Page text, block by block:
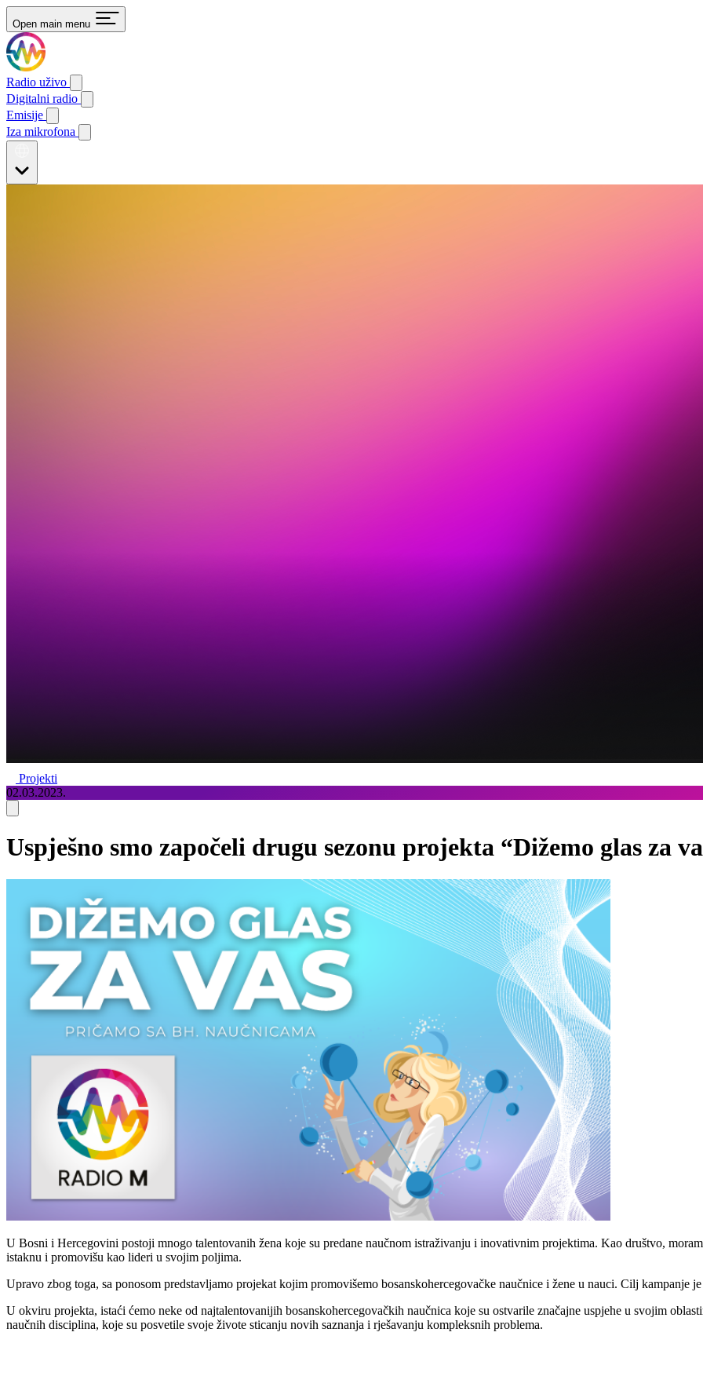
Open main menu
Radio uživo
Digitalni radio
Emisije
Iza mikrofona
Projekti
02.03.2023.
Uspješno smo započeli drugu sezonu projekta “Dižemo glas za
U Bosni i Hercegovini postoji mnogo talentovanih žena koje su predane naučnom istraživanju i inovativnim projektima. Kao društvo,
istaknu i promovišu kao lideri u svojim poljima.
Upravo zbog toga, sa ponosom predstavljamo projekat kojim promovišemo bosanskohercegovačke naučnice i žene u nauci. Cilj kampanje
U okviru projekta, istaći ćemo neke od najtalentovanijih bosanskohercegovačkih naučnica koje su ostvarile značajne uspjehe u svojim
naučnih disciplina, koje su posvetile svoje živote sticanju novih saznanja i rješavanju kompleksnih problema.